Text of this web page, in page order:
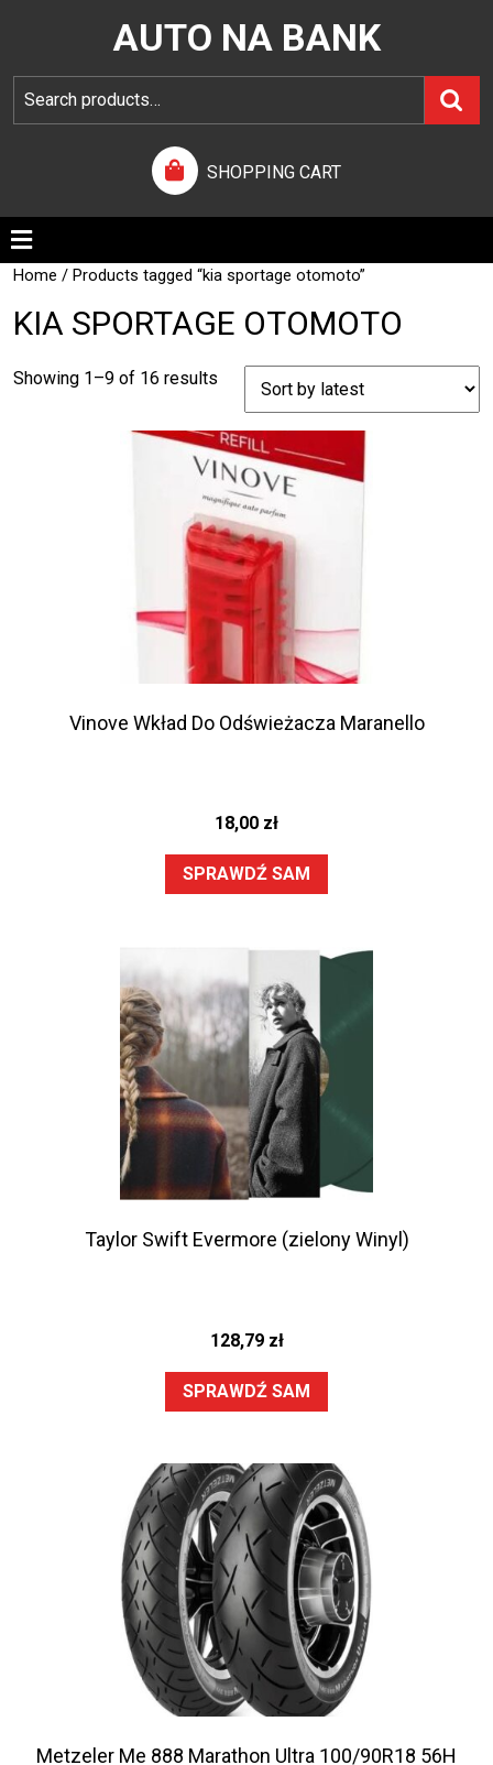
AUTO NA BANK
SHOPPING CART
Home / Products tagged “kia sportage otomoto”
KIA SPORTAGE OTOMOTO
Showing 1–9 of 16 results
Vinove Wkład Do Odświeżacza Maranello
18,00 zł
SPRAWDŹ SAM
Taylor Swift Evermore (zielony Winyl)
128,79 zł
SPRAWDŹ SAM
Metzeler Me 888 Marathon Ultra 100/90R18 56H